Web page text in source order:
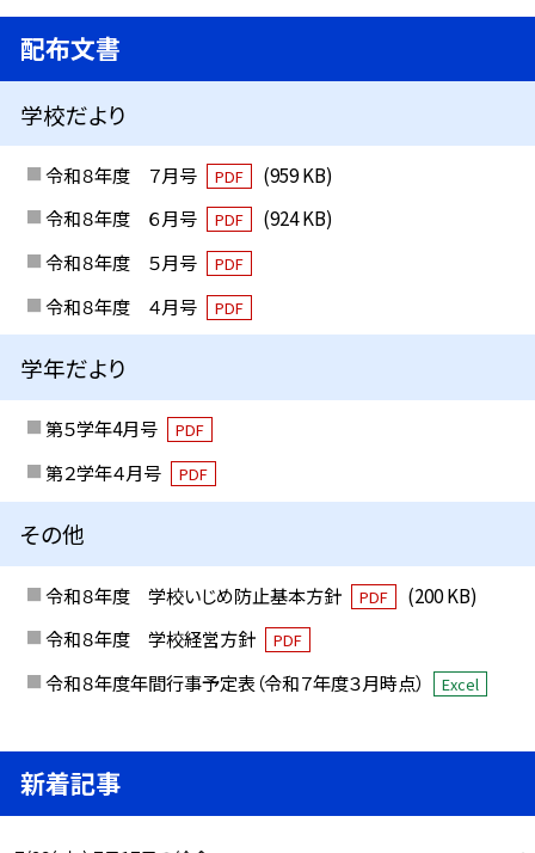
配布文書
学校だより
令和８年度 ７月号 PDF
(959 KB)
令和８年度 ６月号
PDF
(924 KB)
令和８年度 ５月号
PDF
令和８年度 ４月号 PDF
学年だより
第５学年4月号 PDF
第２学年４月号 PDF
その他
令和８年度 学校いじめ防止基本方針 PDF
(200 KB)
令和８年度 学校経営方針
PDF
令和８年度年間行事予定表（令和７年度３月時点） Excel
新着記事